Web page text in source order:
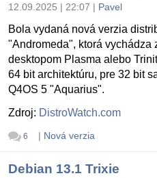
12.09.2025 | 22:07 | Pavel
Bola vydaná nová verzia
"Andromeda", ktorá vychádza
desktopom Plasma alebo
64 bit architektúru, pre 32 bit
Q4OS 5 "Aquarius".
Zdroj: DistroWatch.com
6 | Nová verzia
Debian 13.1 Trixie